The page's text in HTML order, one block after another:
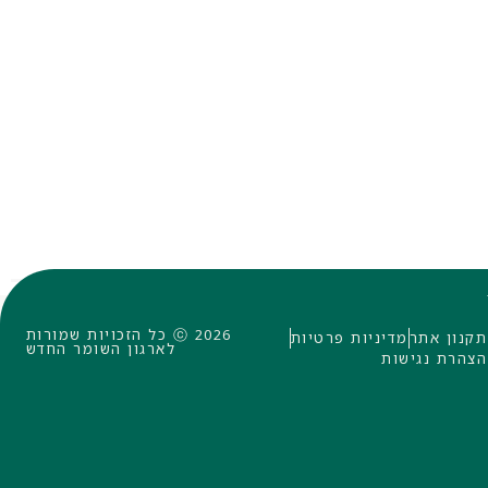
תקנון אתר מדיניות פרטיות
הצהרת נגישות
ⓒ 2026 כל הזכויות שמורות
לארגון השומר החדש